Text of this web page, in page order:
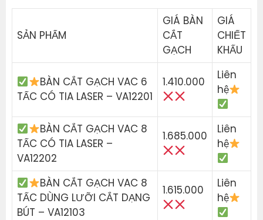
SẢN PHẨM
GIÁ BÀN
CẮT
GẠCH
GIÁ
CHIẾT
KHẤU
BÀN CẮT GẠCH VAC 6
TẤC CÓ TIA LASER – VA12201
1.410.000
Liên
hệ
BÀN CẮT GẠCH VAC 8
TẤC CÓ TIA LASER –
VA12202
1.685.000
Liên
hệ
BÀN CẮT GẠCH VAC 8
TẤC DÙNG LƯỠI CẮT DẠNG
BÚT – VA12103
1.615.000
Liên
hệ